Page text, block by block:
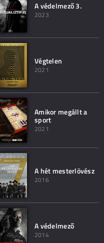
A védelmező 3.
2023
Végtelen
2021
Amikor megállt a
sport
2021
A hét mesterlövész
2016
A védelmező
2014